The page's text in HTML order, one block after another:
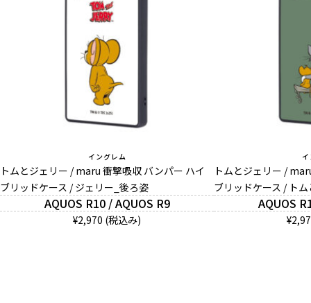
イングレム
トムとジェリー / maru 衝撃吸収 バンパー ハイ
ブリッドケース / ジェリー_後ろ姿
AQUOS R10 / AQUOS R9
¥2,970 (税込み)
トムとジェリー /
ブリッドケース / ト
AQUOS